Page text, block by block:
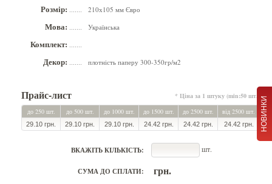
НОВИНКИ
Розмір: 210х105 мм Євро
Мова: Українська
Комплект:
Декор: плотність паперу 300-350гр/м2
Прайс-лист
* Ціна за 1 штуку (min:50 шт.)
до 250 шт.
до 500 шт. до 1000 шт. до 1500 шт. до 2500 шт. від 2500 шт.
29.10 грн. 29.10 грн. 29.10 грн. 24.42 грн. 24.42 грн. 24.42 грн.
ВКАЖІТЬ КІЛЬКІСТЬ: шт.
СУМА ДО СПЛАТИ: грн.